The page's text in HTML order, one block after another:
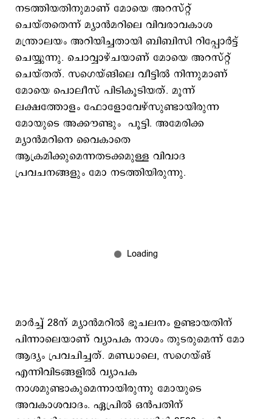
നടത്തിയതിനുമാണ് മോയെ അറസ്റ്റ്
ചെയ്തതെന്ന് മ്യാന്‍മറിലെ വിവരാവകാശ
മന്ത്രാലയം അറിയിച്ചതായി ബിബിസി റിപ്പോര്‍ട്ട്
ചെയ്യുന്നു. ചൊവ്വാഴ്ചയാണ് മോയെ അറസ്റ്റ്
ചെയ്തത്. സഗെയ്ങിലെ വീട്ടില്‍ നിന്നുമാണ്
മോയെ പൊലീസ് പിടികൂടിയത്. മൂന്ന്
ലക്ഷത്തോളം ഫോളോവേഴ്സുണ്ടായിരുന്ന
മോയുടെ അക്കൗണ്ടും പൂട്ടി. അമേരിക്ക
മ്യാന്‍മറിനെ വൈകാതെ
ആക്രമിക്കുമെന്നതടക്കമുള്ള വിവാദ
പ്രവചനങ്ങളും മോ നടത്തിയിരുന്നു.
മാര്‍ച്ച് 28ന് മ്യാന്‍മറില്‍ ഭൂചലനം ഉണ്ടായതിന്
പിന്നാലെയാണ് വ്യാപക നാശം തുടരുമെന്ന് മോ
ആദ്യം പ്രവചിച്ചത്. മണ്ഡാലെ, സഗെയ്ങ്
എന്നിവിടങ്ങളില്‍ വ്യാപക
നാശമുണ്ടാകുമെന്നായിരുന്നു മോയുടെ
അവകാശവാദം. ഏപ്രില്‍ ഒന്‍പതിന്